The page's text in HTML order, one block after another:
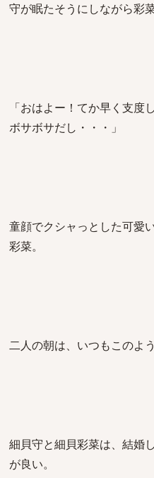
守が眠たそうにしながら彩
「おはよー！てか早く支度
ボサボサだし・・・」
童顔でクシャっとした可愛
彩菜。
二人の朝は、いつもこのよ
細貝守と細貝彩菜は、結婚
が良い。